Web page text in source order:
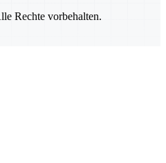
Rechte vorbehalten.